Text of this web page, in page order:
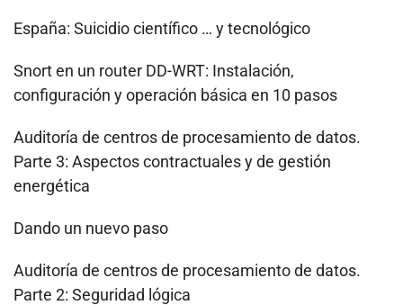
España: Suicidio científico … y tecnológico
Snort en un router DD-WRT: Instalación,
configuración y operación básica en 10 pasos
Auditoría de centros de procesamiento de datos.
Parte 3: Aspectos contractuales y de gestión
energética
Dando un nuevo paso
Auditoría de centros de procesamiento de datos.
Parte 2: Seguridad lógica